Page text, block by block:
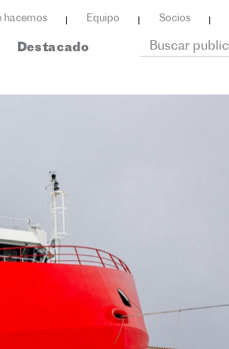
hacemos Equipo Socios
Destacado